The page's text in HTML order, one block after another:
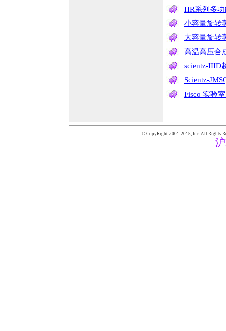
HR系列多
小容量旋转
大容量旋转
高温高压合
scientz-IIID
Scientz-
Fisco 实验
© CopyRight 2001-2015, Inc. All Rights